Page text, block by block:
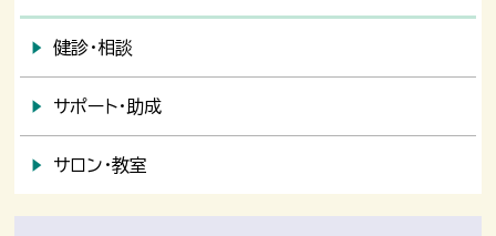
健診・相談
サポート・助成
サロン・教室